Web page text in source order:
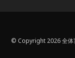
© Copyright 2026 全体